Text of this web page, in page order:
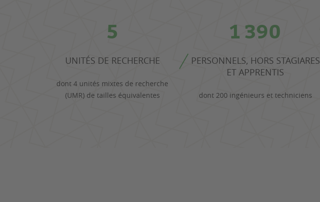
5
UNITÉS DE RECHERCHE
dont 4 unités mixtes de recherche
(UMR) de tailles équivalentes
1 390
PERSONNELS, HORS STAGIARES
ET APPRENTIS
dont 200 ingénieurs et techniciens